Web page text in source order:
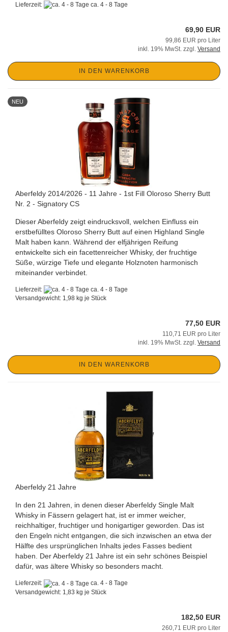
Lieferzeit: ca. 4 - 8 Tage
69,90 EUR
99,86 EUR pro Liter
inkl. 19% MwSt. zzgl. Versand
IN DEN WARENKORB
NEU
Aberfeldy 2014/2026 - 11 Jahre - 1st Fill Oloroso Sherry Butt
Nr. 2 - Signatory CS
Dieser Aberfeldy zeigt eindrucksvoll, welchen Einfluss ein
erstbefülltes Oloroso Sherry Butt auf einen Highland Single
Malt haben kann. Während der elfjährigen Reifung
entwickelte sich ein facettenreicher Whisky, der fruchtige
Süße, würzige Tiefe und elegante Holznoten harmonisch
miteinander verbindet.
Lieferzeit:
ca. 4 - 8 Tage
Versandgewicht: 1,98 kg je Stück
77,50 EUR
110,71 EUR pro Liter
inkl. 19% MwSt. zzgl. Versand
IN DEN WARENKORB
Aberfeldy 21 Jahre
In den 21 Jahren, in denen dieser Aberfeldy Single Malt
Whisky in Fässern gelagert hat, ist er immer weicher,
reichhaltiger, fruchtiger und honigartiger geworden. Das ist
den Engeln nicht entgangen, die sich inzwischen an etwa der
Hälfte des ursprünglichen Inhalts jedes Fasses bedient
haben. Der Aberfeldy 21 Jahre ist ein sehr schönes Beispiel
dafür, was ältere Whisky so besonders macht.
Lieferzeit:
ca. 4 - 8 Tage
Versandgewicht: 1,83 kg je Stück
182,50 EUR
260,71 EUR pro Liter